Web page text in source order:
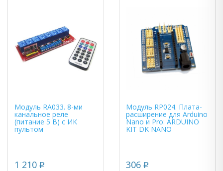
Модуль RA033. 8-ми
канальное реле
(питание 5 В) с ИК
пультом
1 210 p
Модуль RP024. Плата-
расширение для Arduino
Nano и Pro: ARDUINO
KIT DK NANO
306 p